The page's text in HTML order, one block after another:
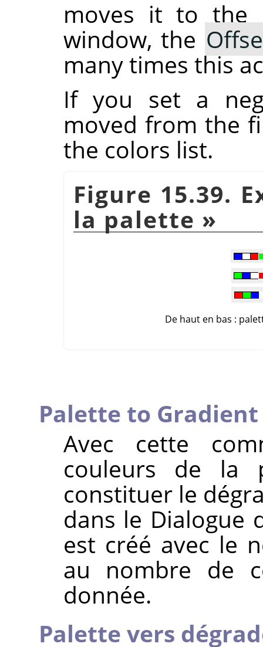
moves it to the
window, the
many times this
If you set a
moved from the
the colors list.
Figure 15.39.
la palette »
De haut en bas :
Palette to Gradient
Avec cette
couleurs de la
constituer le
dans le Dialogue
est créé avec le
au nombre de
donnée.
Palette vers